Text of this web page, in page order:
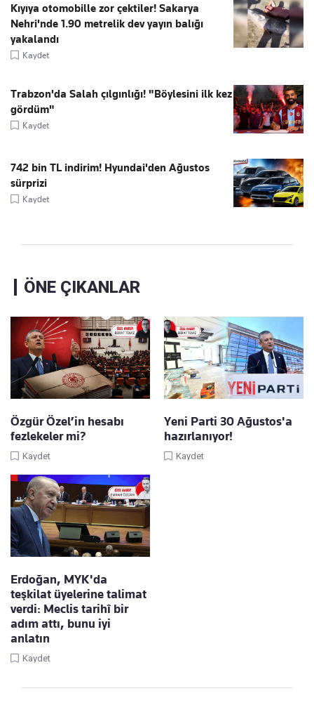
Kıyıya otomobille zor çektiler! Sakarya
Nehri'nde 1.90 metrelik dev yayın balığı
yakalandı
Kaydet
Trabzon'da Salah çılgınlığı! "Böylesini ilk kez
gördüm"
Kaydet
742 bin TL indirim! Hyundai'den Ağustos
sürprizi
Kaydet
ÖNE ÇIKANLAR
Özgür Özel’in hesabı
fezlekeler mi?
Kaydet
Yeni Parti 30 Ağustos'a
hazırlanıyor!
Kaydet
Erdoğan, MYK'da
teşkilat üyelerine talimat
verdi: Meclis tarihî bir
adım attı, bunu iyi
anlatın
Kaydet